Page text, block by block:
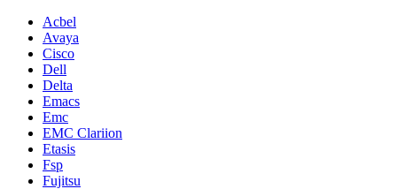
Acbel
Avaya
Cisco
Dell
Delta
Emacs
Emc
EMC Clariion
Etasis
Fsp
Fujitsu